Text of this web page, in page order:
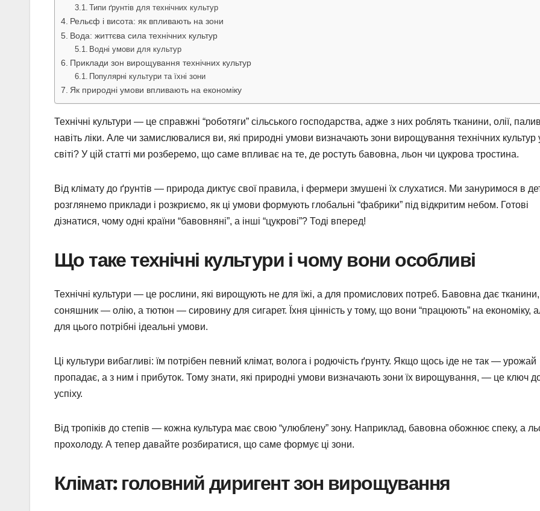
Типи ґрунтів для технічних культур
Рельєф і висота: як впливають на зони
Вода: життєва сила технічних культур
Водні умови для культур
Приклади зон вирощування технічних культур
Популярні культури та їхні зони
Як природні умови впливають на економіку
Технічні культури — це справжні “роботяги” сільського господарства, адже з них роблять тканини, олії,
навіть ліки. Але чи замислювалися ви, які природні умови визначають зони вирощування технічних культур
світі? У цій статті ми розберемо, що саме впливає на те, де ростуть бавовна, льон чи цукрова тростина.
Від клімату до ґрунтів — природа диктує свої правила, і фермери змушені їх слухатися. Ми зануримося в
розглянемо приклади і розкриємо, як ці умови формують глобальні “фабрики” під відкритим небом. Готові
дізнатися, чому одні країни “бавовняні”, а інші “цукрові”? Тоді вперед!
Що таке технічні культури і чому вони особливі
Технічні культури — це рослини, які вирощують не для їжі, а для промислових потреб. Бавовна дає тканини,
соняшник — олію, а тютюн — сировину для сигарет. Їхня цінність у тому, що вони “працюють” на економіку,
для цього потрібні ідеальні умови.
Ці культури вибагливі: їм потрібен певний клімат, волога і родючість ґрунту. Якщо щось іде не так — урожай
пропадає, а з ним і прибуток. Тому знати, які природні умови визначають зони їх вирощування, — це ключ
успіху.
Від тропіків до степів — кожна культура має свою “улюблену” зону. Наприклад, бавовна обожнює спеку, а
прохолоду. А тепер давайте розбиратися, що саме формує ці зони.
Клімат: головний диригент зон вирощування